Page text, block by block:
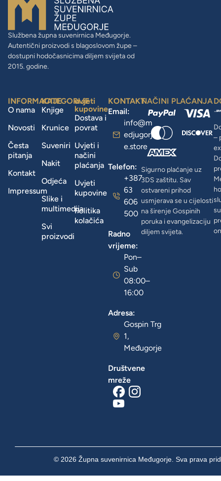
Službena župna suvenirnica Međugorje.
Autentični proizvodi s blagoslovom župe –
dostupni hodočasnicima diljem svijeta od
2015. godine.
INFORMACIJE
O nama
Novosti
Česta
pitanja
Kontakt
Impressum
KATEGORIJE
Knjige
Krunice
Suveniri
Nakit
Odjeća
Slike i
multimedija
Svi
proizvodi
uvjeti
kupovine
Dostava i
povrat
Uvjeti i
načini
plaćanja
Uvjeti
kupovine
Politika
kolačića
KONTAKT
Email:
info@m
edjugorj
e.store
Telefon:
+387
63
606
500
Radno
vrijeme:
Pon–
Sub
08:00–
16:00
Adresa:
Gospin Trg
1,
Međugorje
Društvene
mreže
NAČINI PLAĆANJA
Sigurno plaćanje uz
3DS zaštitu. Sav
ostvareni prihod
usmjerava se u cijelosti
na širenje Gospinih
poruka i evangelizaciju
diljem svijeta.
–
© 2026 Župna suvenirnica Međugorje. Sva prava